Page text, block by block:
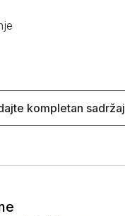
kompletan sadržaj